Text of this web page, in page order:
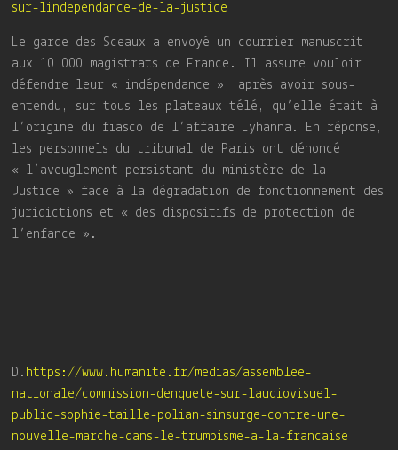
sur-lindependance-de-la-justice
Le garde des Sceaux a envoyé un courrier manuscrit
aux 10 000 magistrats de France. Il assure vouloir
défendre leur « indépendance », après avoir sous-
entendu, sur tous les plateaux télé, qu’elle était à
l’origine du fiasco de l’affaire Lyhanna. En réponse,
les personnels du tribunal de Paris ont dénoncé
« l’aveuglement persistant du ministère de la
Justice » face à la dégradation de fonctionnement des
juridictions et « des dispositifs de protection de
l’enfance ».
D. https://www.humanite.fr/medias/assemblee-
nationale/commission-denquete-sur-laudiovisuel-
public-sophie-taille-polian-sinsurge-contre-une-
nouvelle-marche-dans-le-trumpisme-a-la-francaise